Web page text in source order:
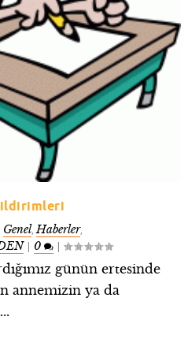
Genel,Haberler,
0 |
günün ertesinde
annemizin ya da